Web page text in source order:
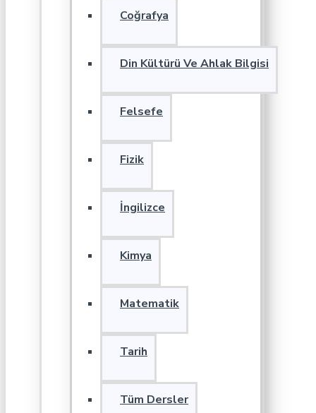
Coğrafya
Din Kültürü Ve Ahlak Bilgisi
Felsefe
Fizik
İngilizce
Kimya
Matematik
Tarih
Tüm Dersler